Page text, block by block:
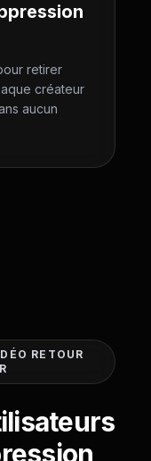
retirer
créateur
aucun
RETOUR